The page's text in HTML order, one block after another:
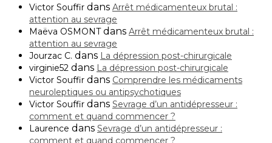
Victor Souffir dans Arrêt médicamenteux brutal :
attention au sevrage
Maëva OSMONTdans Arrêt médicamenteux brutal :
attention au sevrage
Jourzac C. dans La dépression post-chirurgicale
virginie52 dans La dépression post-chirurgicale
Victor Souffir dans Comprendre les médicaments
neuroleptiques ou antipsychotiques
Victor Souffir dans Sevrage d’un antidépresseur :
comment et quand commencer ?
Laurence dans Sevrage d’un antidépresseur :
comment et quand commencer ?